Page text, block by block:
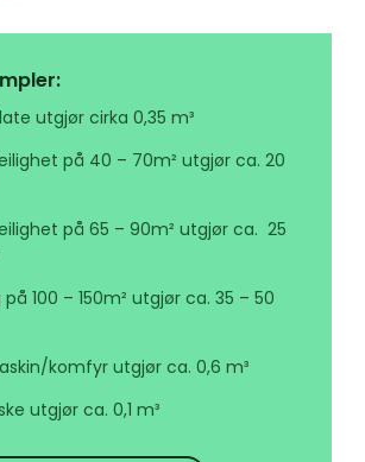
utgjør cirka 0,35 m³
på 40 – 70m² utgjør ca. 20
på 65 – 90m² utgjør ca. 25
på 100 – 150m² utgjør ca. 35 – 50
komfyr utgjør ca. 0,6 m³
utgjør ca. 0,1 m³